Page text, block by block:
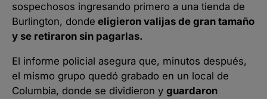
sospechosos ingresando primero a una tienda de
Burlington, donde eligieron valijas de gran tamaño
y se retiraron sin pagarlas.
El informe policial asegura que, minutos después,
el mismo grupo quedó grabado en un local de
Columbia, donde se dividieron y guardaron